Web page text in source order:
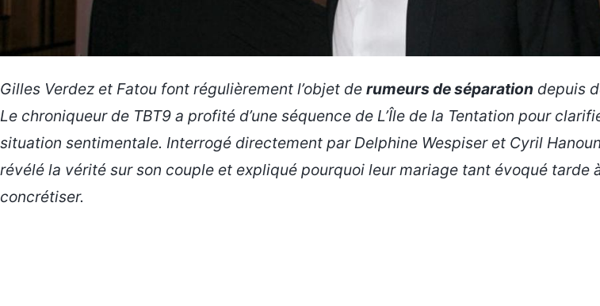
Gilles Verdez et Fatou font régulièrement l’objet de rumeurs de séparation depuis
Le chroniqueur de TBT9 a profité d’une séquence de L’Île de la Tentation pour
situation sentimentale. Interrogé directement par Delphine Wespiser et Cyril
révélé la vérité sur son couple et expliqué pourquoi leur mariage tant évoqué tarde
concrétiser.